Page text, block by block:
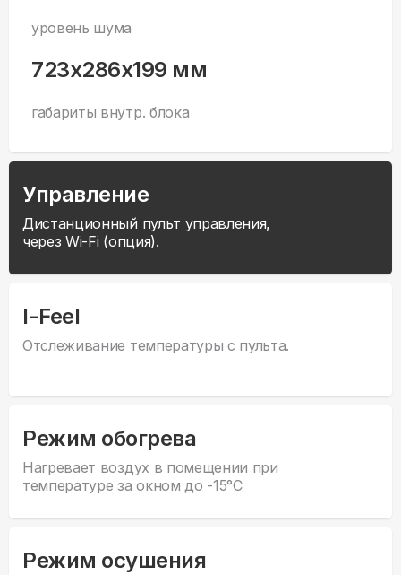
уровень шума
723x286x199 мм
габариты внутр. блока
Управление
Дистанционный пульт управления,
через Wi-Fi (опция).
I-Feel
Отслеживание температуры с пульта.
Режим обогрева
Нагревает воздух в помещении при
температуре за окном до -15°С
Режим осушения